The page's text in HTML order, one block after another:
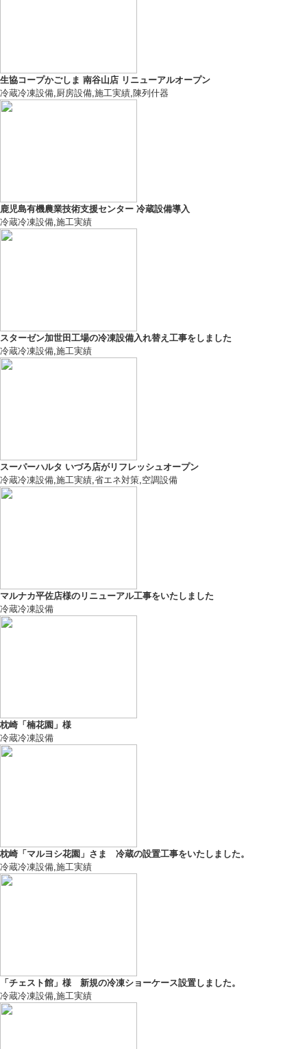
生協コープかごしま 南谷山店 リニューアルオープン
冷蔵冷凍設備,厨房設備,施工実績,陳列什器
鹿児島有機農業技術支援センター 冷蔵設備導入
冷蔵冷凍設備,施工実績
スターゼン加世田工場の冷凍設備入れ替え工事をしました
冷蔵冷凍設備,施工実績
スーパーハルタ いづろ店がリフレッシュオープン
冷蔵冷凍設備,施工実績,省エネ対策,空調設備
マルナカ平佐店様のリニューアル工事をいたしました
冷蔵冷凍設備
枕崎「楠花園」様
冷蔵冷凍設備
枕崎「マルヨシ花園」さま 冷蔵の設置工事をいたしました。
冷蔵冷凍設備,施工実績
「チェスト館」様 新規の冷凍ショーケース設置しました。
冷蔵冷凍設備,施工実績